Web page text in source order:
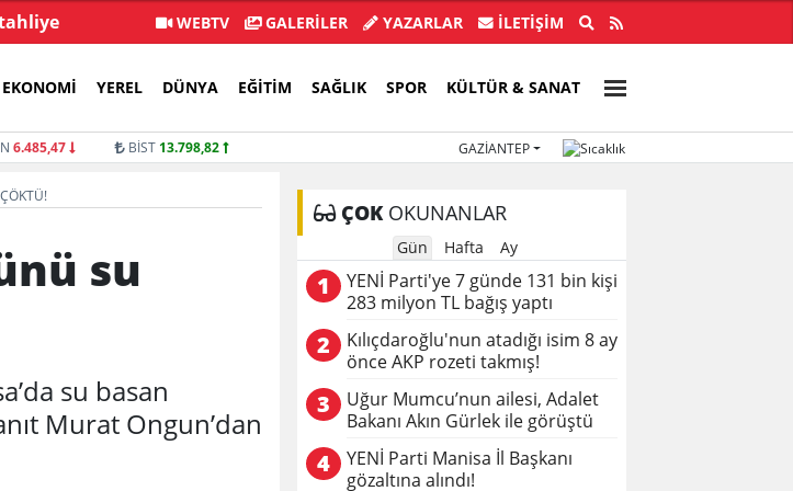
kararı
Beştepe'de Erdoğan Bahçeli görüşmesi sona erdi
WEBTV GALERİLER YAZARLAR İLETIŞIM
EKONOMI YEREL DÜNYA EĞITIM SAĞLIK SPOR KÜLTÜR & SANAT
6.485,47 BİST 13.798,82 GAZIANTEP
su
su basan
Murat Ongun’dan
ÇOKOKUNANLAR
Gün Hafta Ay
1
YENİ Parti'ye 7 günde 131 bin kişi
283 milyon TL bağış yaptı
2
Kılıçdaroğlu'nun atadığı isim 8 ay
önce AKP rozeti takmış!
3
Uğur Mumcu’nun ailesi, Adalet
Bakanı Akın Gürlek ile görüştü
4
YENİ Parti Manisa İl Başkanı
gözaltına alındı!